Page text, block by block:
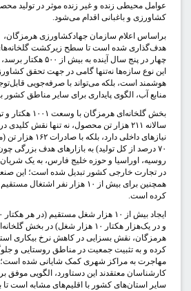
محیطی زنده و غیر زنده موثر در تولید محصولات
و باغبانی اقدام می‌شود.
اعلام سازمان جهادکشاورزی هرمزگان،
شده است تا سطح زیرکشت گلخانه‌های تیپ
چهار در پنج سال آینده به بیش از ۵۰۰ هکتار برسد، توسعه
نوع سازه‌ها نه‌تنها گامی در جهت تحقق کشاورزی
است، بلکه می‌تواند با صرفه‌جویی قابل‌توجه در
آب، الگوی پایداری برای سایر مناطق کشور باشد.
بخش گلخانه‌ای هرمزگان با وسعت ۱۰۰۱ هکتار و تولید
سالانه ۲۱۱ هزار تن محصول، نه تنها نقش کلیدی در تامین
نیازهای داخلی دارد، بلکه با صادرات ۱۶۲ هزار تن (معادل
۷۰ درصد از کل تولید) به بازارهای هدف بزرگی چون
اوراسیا و حوزه خلیج فارس، به یک شریان حیاتی
تجارت خارجی کشور تبدیل شده است؛ این صنعت
همچنین برای بیش از ۱۰ هزار نفر اشتغال مستقیم ایجاد
است.
ایجاد بیش از ۱۰ هزار شغل مستقیم (در هر هکتار ۱۰ شغل
و در یک‌هزار هکتار ۱۰ هزار شغل) در بخش گلخانه‌ای
نقش بسزایی در کاهش نرخ بیکاری استان ایفا
و به تثبیت جمعیت در مناطق روستایی و جلوگیری از
به مراکز شهری کمک شایانی شده است؛
معتقدند این دستاورد، الگویی موفق برای
استان‌های کشور با اقلیم‌های مشابه است تا بتوانند با